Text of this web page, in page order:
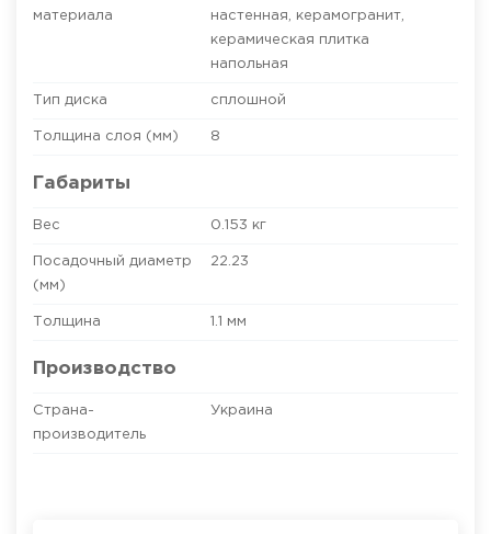
материала
настенная, керамогранит,
керамическая плитка
напольная
Тип диска сплошной
Толщина слоя (мм) 8
Габариты
Вес 0.153 кг
Посадочный диаметр
(мм)
22.23
Толщина 1.1 мм
Производство
Страна-
производитель
Украина